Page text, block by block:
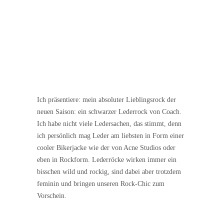
Ich präsentiere: mein absoluter Lieblingsrock der
neuen Saison: ein schwarzer Lederrock von Coach.
Ich habe nicht viele Ledersachen, das stimmt, denn
ich persönlich mag Leder am liebsten in Form einer
cooler Bikerjacke wie der von Acne Studios oder
eben in Rockform. Lederröcke wirken immer ein
bisschen wild und rockig, sind dabei aber trotzdem
feminin und bringen unseren Rock-Chic zum
Vorschein.